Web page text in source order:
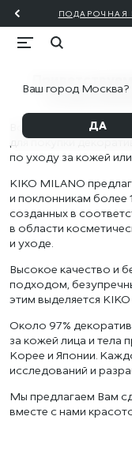
ПОДАРОЧНАЯ
Ваш город Москва?
ДА
Воспользуйтесь
для покупки
по уходу за кожей
KIKO MILANO
и поклонникам более
созданных в
в области
и уходе.
Высокое качество и
подходом,
этим выделяется
Около 97%
за кожей лица и тела
Корее и Японии.
исследований и
Мы предлагаем Вам
вместе с нами